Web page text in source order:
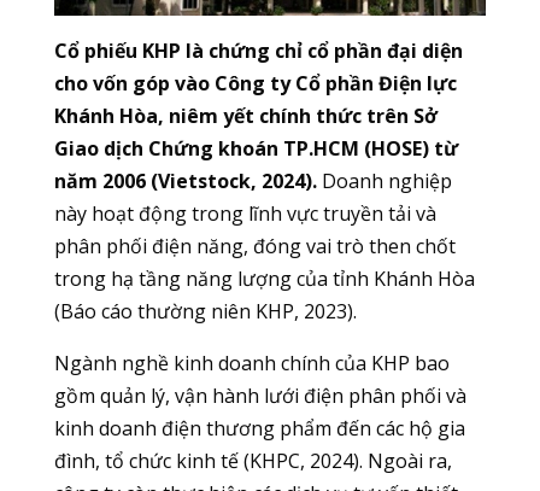
Cổ phiếu KHP là chứng chỉ cổ phần đại diện
cho vốn góp vào Công ty Cổ phần Điện lực
Khánh Hòa, niêm yết chính thức trên Sở
Giao dịch Chứng khoán TP.HCM (HOSE) từ
năm 2006 (Vietstock, 2024).Doanh nghiệp
này hoạt động trong lĩnh vực truyền tải và
phân phối điện năng, đóng vai trò then chốt
trong hạ tầng năng lượng của tỉnh Khánh Hòa
(Báo cáo thường niên KHP, 2023).
Ngành nghề kinh doanh chính của KHP bao
gồm quản lý, vận hành lưới điện phân phối và
kinh doanh điện thương phẩm đến các hộ gia
đình, tổ chức kinh tế (KHPC, 2024). Ngoài ra,